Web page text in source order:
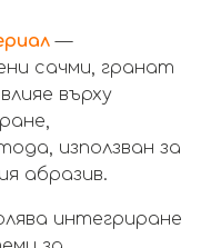
—
сачми, гранат
върху
използван за
абразив.
интегриране